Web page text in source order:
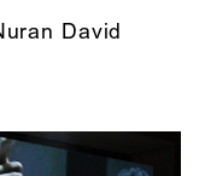
David